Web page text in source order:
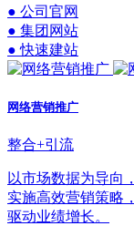
● 公司官网
● 集团网站
● 快速建站
网络营销推广
整合+引流
以市场数据为导向
实施高效营销策略
驱动业绩增长。